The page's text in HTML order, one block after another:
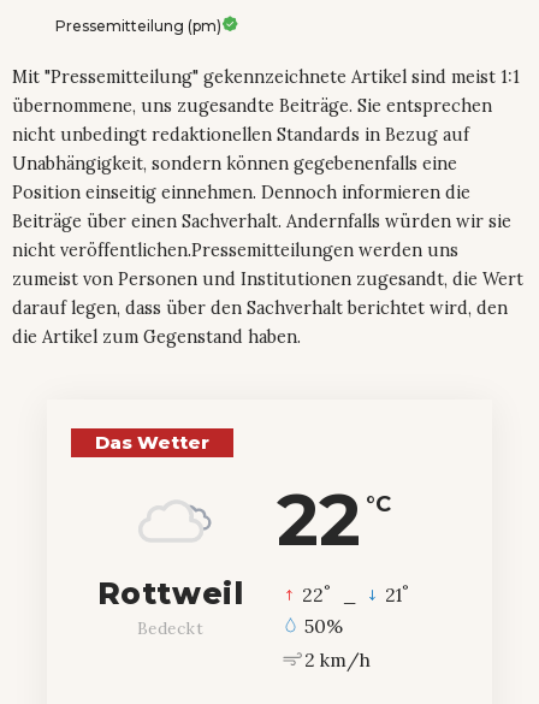
Pressemitteilung (pm)
Mit "Pressemitteilung" gekennzeichnete Artikel sind meist 1:1
übernommene, uns zugesandte Beiträge. Sie entsprechen
nicht unbedingt redaktionellen Standards in Bezug auf
Unabhängigkeit, sondern können gegebenenfalls eine
Position einseitig einnehmen. Dennoch informieren die
Beiträge über einen Sachverhalt. Andernfalls würden wir sie
nicht veröffentlichen.Pressemitteilungen werden uns
zumeist von Personen und Institutionen zugesandt, die Wert
darauf legen, dass über den Sachverhalt berichtet wird, den
die Artikel zum Gegenstand haben.
Das Wetter
22 °C
Rottweil
Bedeckt
22° 21°
50%
2 km/h